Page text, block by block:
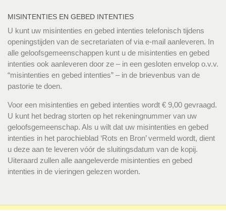
MISINTENTIES EN GEBED INTENTIES
U kunt uw misintenties en gebed intenties telefonisch tijdens
openingstijden van de secretariaten of via e-mail aanleveren. In
alle geloofsgemeenschappen kunt u de misintenties en gebed
intenties ook aanleveren door ze – in een gesloten envelop o.v.v.
“misintenties en gebed intenties” – in de brievenbus van de
pastorie te doen.
Voor een misintenties en gebed intenties wordt € 9,00 gevraagd.
U kunt het bedrag storten op het rekeningnummer van uw
geloofsgemeenschap. Als u wilt dat uw misintenties en gebed
intenties in het parochieblad ‘Rots en Bron’ vermeld wordt, dient
u deze aan te leveren vóór de sluitingsdatum van de kopij.
Uiteraard zullen alle aangeleverde misintenties en gebed
intenties in de vieringen gelezen worden.